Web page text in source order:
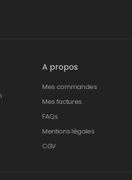
A propos
Mes commandes
Mes factures
FAQs
Mentions légales
CGV